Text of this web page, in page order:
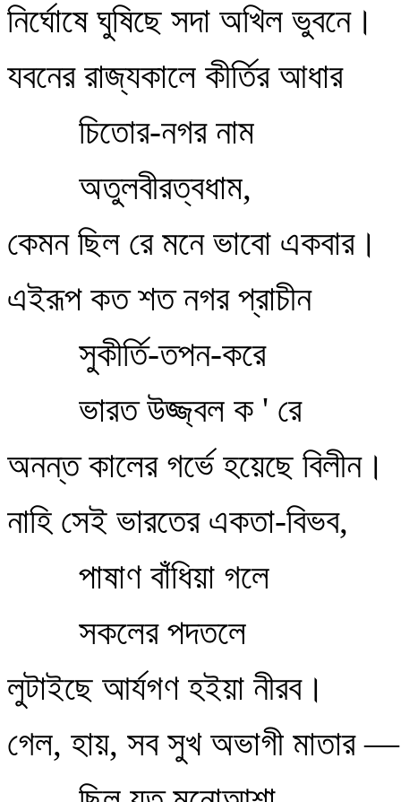
নির্ঘোষে ঘুষিছে সদা অখিল ভুবনে।
যবনের রাজ্যকালে কীর্তির আধার
চিতোর-নগর নাম
অতুলবীরত্বধাম,
কেমন ছিল রে মনে ভাবো একবার।
এইরূপ কত শত নগর প্রাচীন
সুকীর্তি-তপন-করে
ভারত উজ্জ্বল ক ' রে
অনন্ত কালের গর্ভে হয়েছে বিলীন।
নাহি সেই ভারতের একতা-বিভব,
পাষাণ বাঁধিয়া গলে
সকলের পদতলে
লুটাইছে আর্যগণ হইয়া নীরব।
গেল, হায়, সব সুখ অভাগী মাতার —